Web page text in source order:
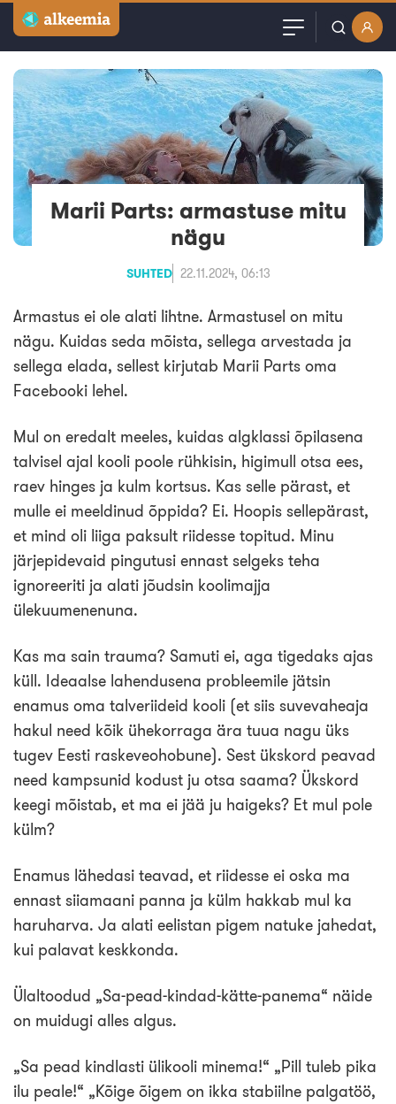
Artiklid
Podcast
Videod
Veebinarid
Kasutajanimi või email
Parool
Jäta mind meelde
Marii Parts: armastuse mitu
nägu
SUHTED 22.11.2024, 06:13
Armastus ei ole alati lihtne. Armastusel on mitu
nägu. Kuidas seda mõista, sellega arvestada ja
sellega elada, sellest kirjutab Marii Parts oma
Facebooki lehel.
Mul on eredalt meeles, kuidas algklassi õpilasena
talvisel ajal kooli poole rühkisin, higimull otsa ees,
raev hinges ja kulm kortsus. Kas selle pärast, et
mulle ei meeldinud õppida? Ei. Hoopis sellepärast,
et mind oli liiga paksult riidesse topitud. Minu
järjepidevaid pingutusi ennast selgeks teha
ignoreeriti ja alati jõudsin koolimajja
ülekuumenenuna.
Kas ma sain trauma? Samuti ei, aga tigedaks ajas
küll. Ideaalse lahendusena probleemile jätsin
enamus oma talveriideid kooli (et siis suvevaheaja
hakul need kõik ühekorraga ära tuua nagu üks
tugev Eesti raskeveohobune). Sest ükskord peavad
need kampsunid kodust ju otsa saama? Ükskord
keegi mõistab, et ma ei jää ju haigeks? Et mul pole
külm?
Enamus lähedasi teavad, et riidesse ei oska ma
ennast siiamaani panna ja külm hakkab mul ka
haruharva. Ja alati eelistan pigem natuke jahedat,
kui palavat keskkonda.
Ülaltoodud „Sa-pead-kindad-kätte-panema“ näide
on muidugi alles algus.
„Sa pead kindlasti ülikooli minema!“ „Pill tuleb pika
ilu peale!“ „Kõige õigem on ikka stabiilne palgatöö,